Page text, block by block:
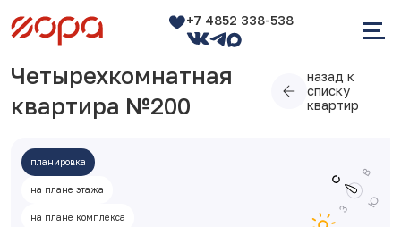
+7 4852 338-538
Четырехкомнатная
квартира №200
назад к
списку
квартир
планировка
на плане этажа
на плане комплекса